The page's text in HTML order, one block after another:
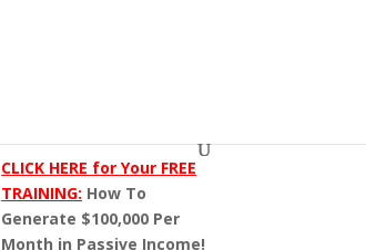
CLICK HERE for Your FREE
TRAINING: How To
Generate $100,000 Per
Month in Passive Income!